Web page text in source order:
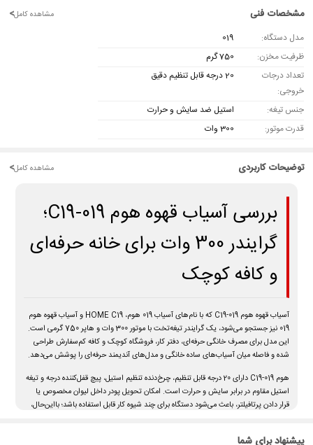
مشخصات فنی مشاهده کامل<
مدل دستگاه:
019
ظرفیت مخزن:
750 گرم
تعداد درجات
خروجی:
20 درجه قابل تنظیم دقیق
جنس تیغه:
استیل ضد سایش و حرارت
قدرت موتور:
300 وات
توضیحات کاربردی مشاهده کامل<
بررسی آسیاب قهوه هوم C19-019؛
گرایندر 300 وات برای خانه حرفه‌ای
و کافه کوچک
آسیاب قهوه هوم C19-019 که با نام‌هایآسیاب 019 هوم ،HOME C19 وآسیاب قهوه هوم
019
نیز جستجو می‌شود، یک گرایندر تیغه‌تخت با موتور 300 وات و هاپر 750 گرمی است.
این مدل برای مصرف خانگی حرفه‌ای، دفتر کار، فروشگاه کوچک و کافه کم‌سفارش طراحی
شده و فاصله میان آسیاب‌های ساده خانگی و مدل‌های آندیمند حرفه‌ای را پوشش می‌دهد.
هوم C19-019 دارای
20 درجه قابل تنظیم
، چرخ‌دنده تنظیم استیل، پیچ قفل‌کننده درجه و تیغه
استیل مقاوم در برابر سایش و حرارت است. امکان تحویل پودر داخل لیوان مخصوص یا
قرار دادن پرتافیلتر، باعث می‌شود دستگاه برای چند شیوه کار قابل استفاده باشد؛ بااین‌حال،
پیشنهاد برای شما